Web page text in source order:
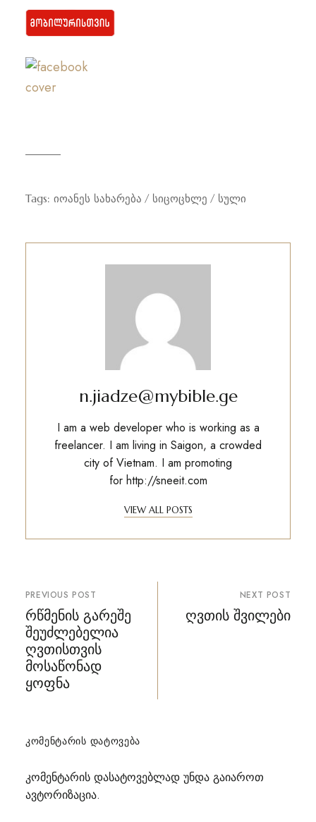
Tags: იოანეს სახარება სიცოცხლე სული
n.jiadze@mybible.ge
I am a web developer who is working as a
freelancer. I am living in Saigon, a crowded
city of Vietnam. I am promoting
for http://sneeit.com
VIEW ALL POSTS
პოსტის
ნავიგაცია
PREVIOUS POST
რწმენის გარეშე
შეუძლებელია
ღვთისთვის
მოსაწონად
ყოფნა
NEXT POST
ღვთის შვილები
ᲙᲝᲛᲔᲜᲢᲐᲠᲘᲡ ᲓᲐᲢᲝᲕᲔᲑᲐ
კომენტარის დასატოვებლად უნდა გაიაროთ
ავტორიზაცია.